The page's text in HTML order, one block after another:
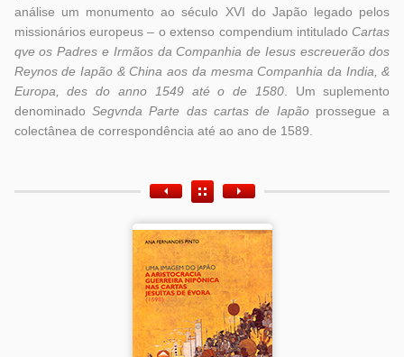
análise um monumento ao século XVI do Japão legado pelos
missionários europeus – o extenso compendium intitulado Cartas
qve os Padres e Irmãos da Companhia de Iesus escreuerão dos
Reynos de Iapão & China aos da mesma Companhia da India, &
Europa, des do anno 1549 até o de 1580. Um suplemento
denominado Segvnda Parte das cartas de Iapãoprossegue a
colectânea de correspondência até ao ano de 1589.